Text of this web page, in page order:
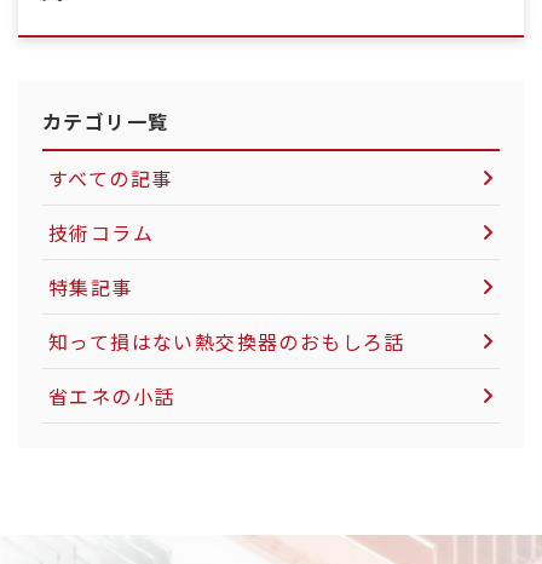
カテゴリ一覧
すべての記事
技術コラム
空気圧制御機器について
LNG市場について
特集記事
知って損はない熱交換器のおもしろ話
省エネの小話